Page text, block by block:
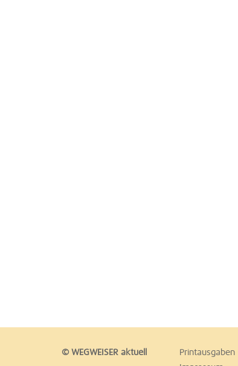
© WEGWEISER aktuell Printausgaben